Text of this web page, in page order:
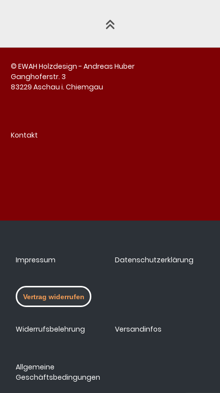
© EWAH Holzdesign - Andreas Huber
Ganghoferstr. 3
83229 Aschau i. Chiemgau
Kontakt
Impressum Datenschutzerklärung
Vertrag widerrufen
Widerrufsbelehrung Versandinfos
Allgemeine
Geschäftsbedingungen